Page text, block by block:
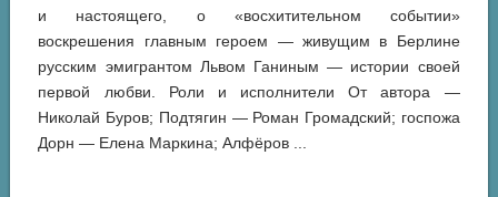
и настоящего, о «восхитительном событии»
воскрешения главным героем — живущим в Берлине
русским эмигрантом Львом Ганиным — истории своей
первой любви. Роли и исполнители От автора —
Николай Буров; Подтягин — Роман Громадский; госпожа
Дорн — Елена Маркина; Алфёров ...